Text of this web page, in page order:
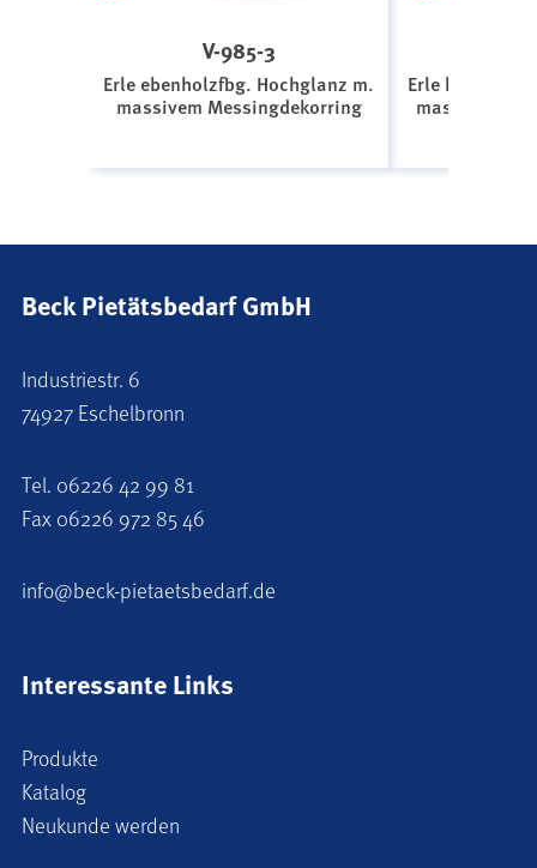
V-985-3
Erle ebenholzfbg. Hochglanz m.
massivem Messingdekorring
Erle
massivem
Beck Pietätsbedarf GmbH
Industriestr. 6
74927 Eschelbronn
Tel. 06226 42 99 81
Fax 06226 972 85 46
info@beck-pietaetsbedarf.de
Interessante Links
Produkte
Katalog
Neukunde werden